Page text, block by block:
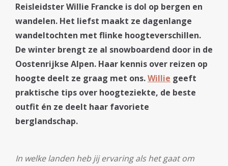
Reisleidster Willie Francke is dol op bergen en
wandelen. Het liefst maakt ze dagenlange
wandeltochten met flinke hoogteverschillen.
De winter brengt ze al snowboardend door in de
Oostenrijkse Alpen. Haar kennis over reizen op
hoogte deelt ze graag met ons.Willie geeft
praktische tips over hoogteziekte, de beste
outfit én ze deelt haar favoriete
berglandschap.
In welke landen heb jij ervaring als het gaat om